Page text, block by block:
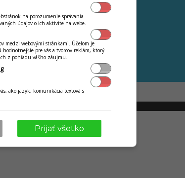
údajov
na porozumenie správania
údajov o ich aktivite na webe.
medzi webovými stránkami. Účelom je
pre vás a tvorcov reklám, ktorý
z pohľadu vášho záujmu.
ako jazyk, komunikácia textová s
Prijať všetko